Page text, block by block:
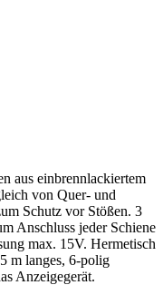
aus einbrennlackiertem
von Quer- und
Schutz vor Stößen. 3
Anschluss jeder Schiene
max. 15V. Hermetisch
m langes, 6-polig
Anzeigegerät.